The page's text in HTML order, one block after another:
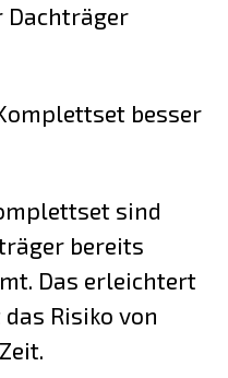
Dachträger
besser
sind
bereits
Das erleichtert
Risiko von